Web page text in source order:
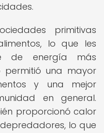
primitivas
lo que les
de energía más
permitió una mayor
y una mejor
en general.
proporcionó calor
lo que